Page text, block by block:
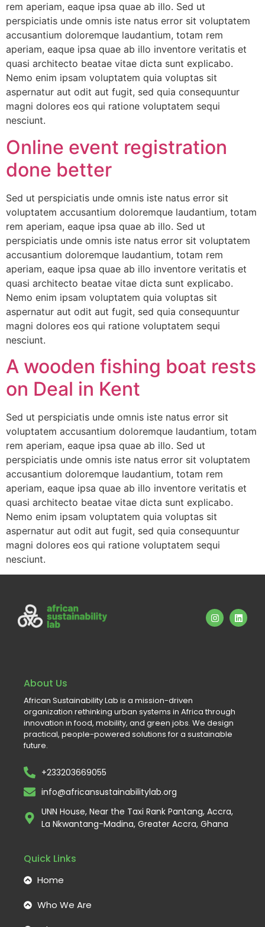
rem aperiam, eaque ipsa quae ab illo. Sed ut
perspiciatis unde omnis iste natus error sit voluptatem
accusantium doloremque laudantium, totam rem
aperiam, eaque ipsa quae ab illo inventore veritatis et
quasi architecto beatae vitae dicta sunt explicabo.
Nemo enim ipsam voluptatem quia voluptas sit
aspernatur aut odit aut fugit, sed quia consequuntur
magni dolores eos qui ratione voluptatem sequi
nesciunt.
Online event registration
done better
Sed ut perspiciatis unde omnis iste natus error sit
voluptatem accusantium doloremque laudantium, totam
rem aperiam, eaque ipsa quae ab illo. Sed ut
perspiciatis unde omnis iste natus error sit voluptatem
accusantium doloremque laudantium, totam rem
aperiam, eaque ipsa quae ab illo inventore veritatis et
quasi architecto beatae vitae dicta sunt explicabo.
Nemo enim ipsam voluptatem quia voluptas sit
aspernatur aut odit aut fugit, sed quia consequuntur
magni dolores eos qui ratione voluptatem sequi
nesciunt.
A wooden fishing boat rests
on Deal in Kent
Sed ut perspiciatis unde omnis iste natus error sit
voluptatem accusantium doloremque laudantium, totam
rem aperiam, eaque ipsa quae ab illo. Sed ut
perspiciatis unde omnis iste natus error sit voluptatem
accusantium doloremque laudantium, totam rem
aperiam, eaque ipsa quae ab illo inventore veritatis et
quasi architecto beatae vitae dicta sunt explicabo.
Nemo enim ipsam voluptatem quia voluptas sit
aspernatur aut odit aut fugit, sed quia consequuntur
magni dolores eos qui ratione voluptatem sequi
nesciunt.
About Us
African Sustainability Lab is a mission-driven
organization rethinking urban systems in Africa through
innovation in food, mobility, and green jobs. We design
practical, people-powered solutions for a sustainable
future.
+233203669055
info@africansustainabilitylab.org
UNN House, Near the Taxi Rank Pantang, Accra,
La Nkwantang-Madina, Greater Accra, Ghana
Quick Links
Home
Who We Are